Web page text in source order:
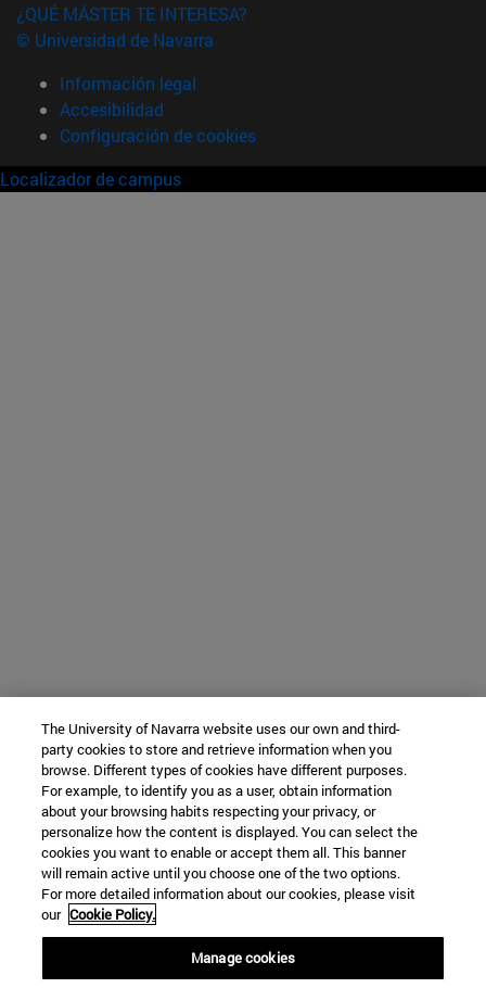
¿QUÉ MÁSTER TE INTERESA?
© Universidad de Navarra
Información legal
Accesibilidad
Configuración de cookies
Localizador de campus
The University of Navarra website uses our own and third-
party cookies to store and retrieve information when you
browse. Different types of cookies have different purposes.
For example, to identify you as a user, obtain information
about your browsing habits respecting your privacy, or
personalize how the content is displayed. You can select the
cookies you want to enable or accept them all. This banner
will remain active until you choose one of the two options.
For more detailed information about our cookies, please visit
our Cookie Policy.
Manage cookies